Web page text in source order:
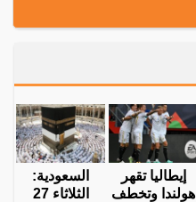
إيطاليا تقهر
هولندا وتخطف
السعودية:
الثلاثاء 27